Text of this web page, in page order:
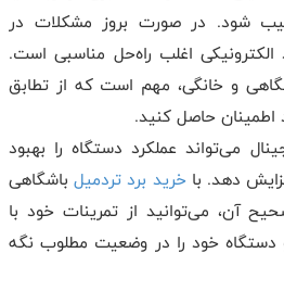
شود. در صورت بروز مشکلات در
اغلب راه‌حل مناسبی است.
و خانگی، مهم است که از تطابق
اطمینان حاصل کنید.
می‌تواند عملکرد دستگاه را بهبود
دهد. با خرید برد تردمیلباشگاهی
آن، می‌توانید از تمرینات خود با
دستگاه خود را در وضعیت مطلوب نگه